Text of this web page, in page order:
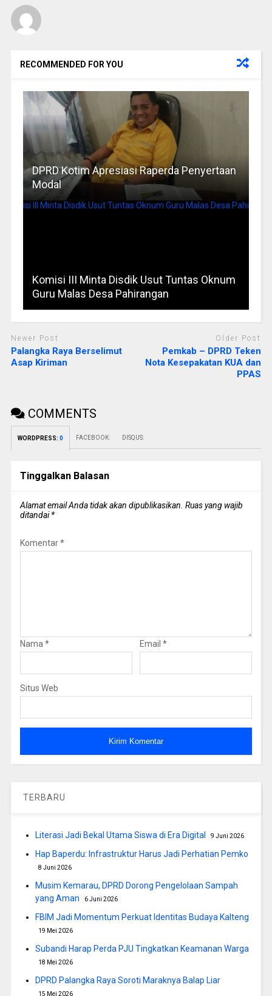
RECOMMENDED FOR YOU
DPRD Kotim Apresiasi Raperda Penyertaan
Modal
Komisi III Minta Disdik Usut Tuntas Oknum
Guru Malas Desa Pahirangan
Newer Post
Palangka Raya Berselimut
Asap Kiriman
Older Post
Pemkab – DPRD Teken
Nota Kesepakatan KUA dan
PPAS
COMMENTS
WORDPRESS: 0 FACEBOOK: DISQUS:
Tinggalkan Balasan
Alamat email Anda tidak akan dipublikasikan. Ruas yang wajib
ditandai*
Komentar*
Nama * Email *
Situs Web
TERBARU
Literasi Jadi Bekal Utama Siswa di Era Digital 9 Juni 2026
Hap Baperdu: Infrastruktur Harus Jadi Perhatian Pemko
8 Juni 2026
Musim Kemarau, DPRD Dorong Pengelolaan Sampah
yang Aman
6 Juni 2026
FBIM Jadi Momentum Perkuat Identitas Budaya Kalteng
19 Mei 2026
Subandi Harap Perda PJU Tingkatkan Keamanan Warga
18 Mei 2026
DPRD Palangka Raya Soroti Maraknya Balap Liar
15 Mei 2026